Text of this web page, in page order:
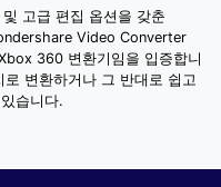
고급 편집 옵션을 갖춘
Video Converter
360 변환기임을 입증합니
변환하거나 그 반대로 쉽고
습니다.